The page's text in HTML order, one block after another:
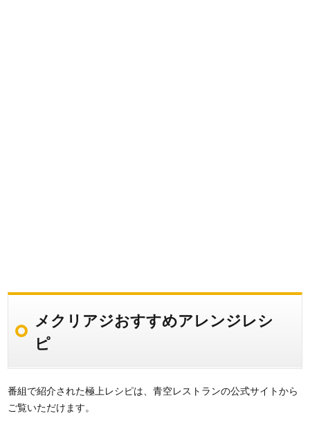
メクリアジおすすめアレンジレシ
ピ
番組で紹介された極上レシピは、青空レストランの公式サイトから
ご覧いただけます。